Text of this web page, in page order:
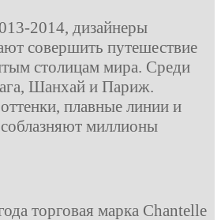
2014, дизайнеры
совершить путешествие
столицам мира. Среди
Шанхай и Париж.
плавные линии и
миллионы
торговая марка Chantelle